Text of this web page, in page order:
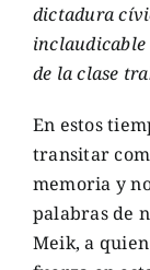
dictadura
inclaudicable
de la clase
En estos
transitar
memoria y
palabras de
Meik, a